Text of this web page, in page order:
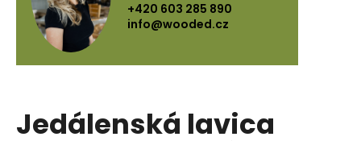
Jedálenská lavica
+420 603 285 890
info@wooded.cz
O